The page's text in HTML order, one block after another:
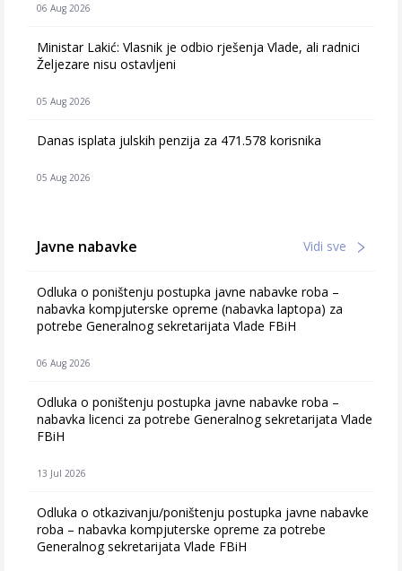
06 Aug 2026
Ministar Lakić: Vlasnik je odbio rješenja Vlade, ali radnici
Željezare nisu ostavljeni
05 Aug 2026
Danas isplata julskih penzija za 471.578 korisnika
05 Aug 2026
Javne nabavke Vidi sve
Odluka o poništenju postupka javne nabavke roba –
nabavka kompjuterske opreme (nabavka laptopa) za
potrebe Generalnog sekretarijata Vlade FBiH
06 Aug 2026
Odluka o poništenju postupka javne nabavke roba –
nabavka licenci za potrebe Generalnog sekretarijata Vlade
FBiH
13 Jul 2026
Odluka o otkazivanju/poništenju postupka javne nabavke
roba – nabavka kompjuterske opreme za potrebe
Generalnog sekretarijata Vlade FBiH